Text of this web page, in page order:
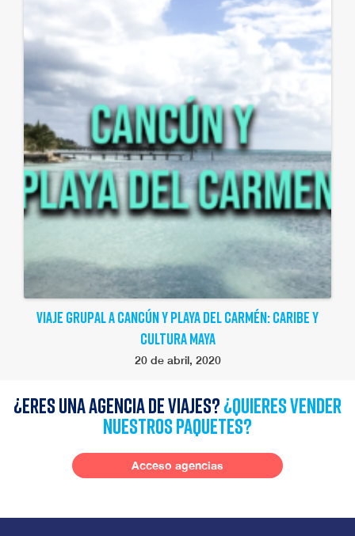
VIAJE GRUPAL A CANCÚN Y PLAYA DEL CARMÉN: CARIBE Y
CULTURA MAYA
20 de abril, 2020
¿Eres una agencia de viajes?¿quieres vender
nuestros paquetes?
Acceso agencias